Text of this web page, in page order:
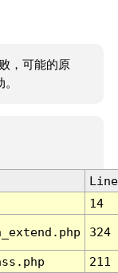
，可能的原
Line
14
324
211